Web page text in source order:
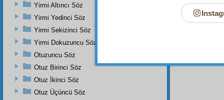
Yirmi Altıncı Söz
Yirmi Yedinci Söz
Yirmi Sekizinci Söz
Yirmi Dokuzuncu Söz
Otuzuncu Söz
Otuz Birinci Söz
Otuz İkinci Söz
Otuz Üçüncü Söz